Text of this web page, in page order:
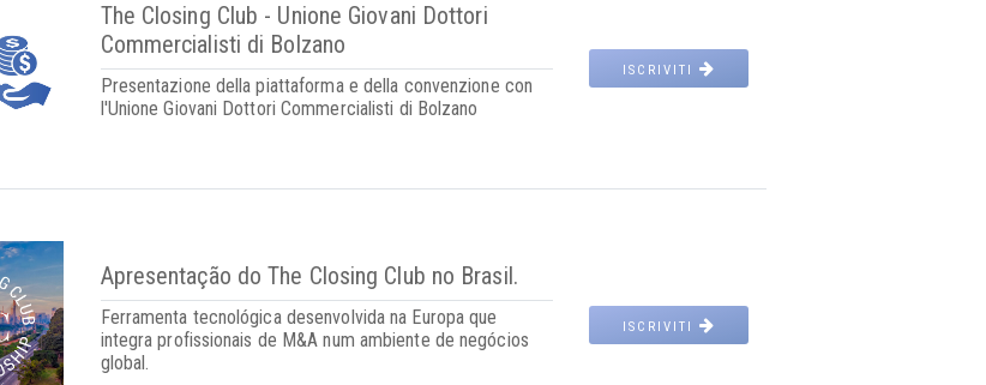
The Closing Club - Unione Giovani Dottori
Commercialisti di Bolzano
Presentazione della piattaforma e della convenzione con
l'Unione Giovani Dottori Commercialisti di Bolzano
ISCRIVITI
Apresentação do The Closing Club no Brasil.
Ferramenta tecnológica desenvolvida na Europa que
integra profissionais de M&A num ambiente de negócios
global.
ISCRIVITI